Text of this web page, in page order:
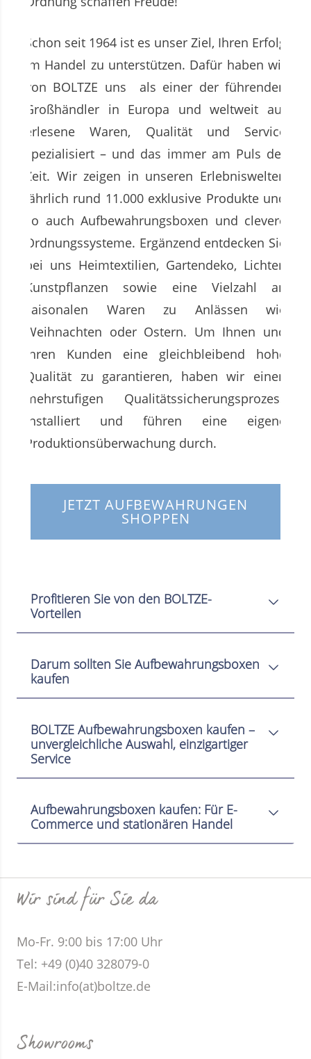
Schon seit 1964 ist es unser Ziel, Ihren Erfolg
im Handel zu unterstützen. Dafür haben wir
von BOLTZE uns als einer der führenden
Großhändler in Europa und weltweit auf
erlesene Waren, Qualität und Service
spezialisiert – und das immer am Puls der
Zeit. Wir zeigen in unseren Erlebniswelten
jährlich rund 11.000 exklusive Produkte und
so auch Aufbewahrungsboxen und clevere
Ordnungssysteme. Ergänzend entdecken Sie
bei uns Heimtextilien, Gartendeko, Lichter,
Kunstpflanzen sowie eine Vielzahl an
saisonalen Waren zu Anlässen wie
Weihnachten oder Ostern. Um Ihnen und
Ihren Kunden eine gleichbleibend hohe
Qualität zu garantieren, haben wir einen
mehrstufigen Qualitätssicherungsprozess
installiert und führen eine eigene
Produktionsüberwachung durch.
JETZT AUFBEWAHRUNGEN
SHOPPEN
Profitieren Sie von den BOLTZE-
Vorteilen
Darum sollten Sie Aufbewahrungsboxen
kaufen
BOLTZE Aufbewahrungsboxen kaufen –
unvergleichliche Auswahl, einzigartiger
Service
Aufbewahrungsboxen kaufen: Für E-
Commerce und stationären Handel
Wir sind für Sie da
Mo-Fr. 9:00 bis 17:00 Uhr
Tel: +49 (0)40 328079-0
E-Mail:info(at)boltze.de
Showrooms